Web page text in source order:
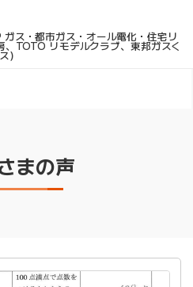
ス・都市ガス・オール電化・住宅リ
TOTO リモデルクラブ、東邦ガスく
）
まの声